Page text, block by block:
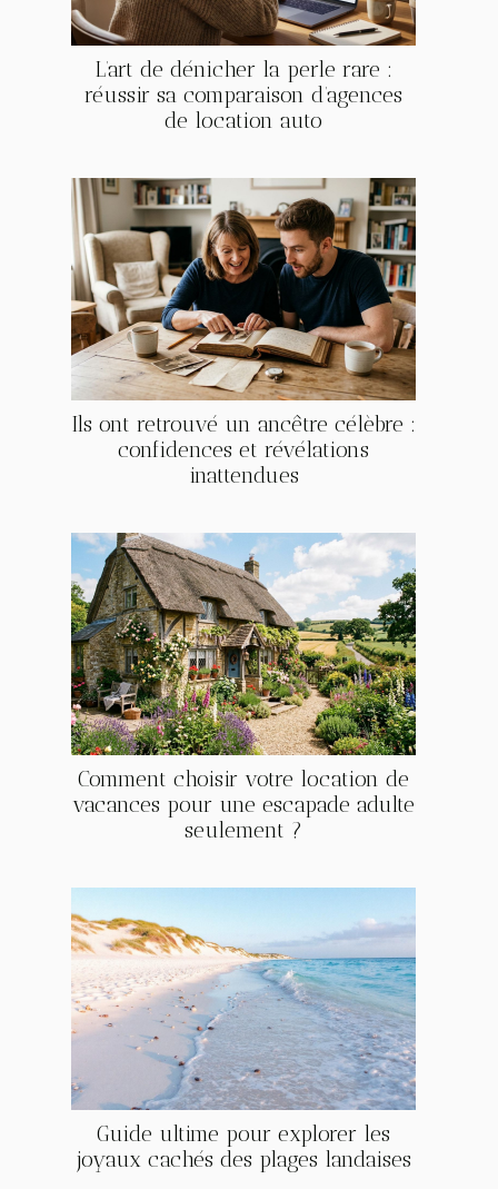
L’art de dénicher la perle rare :
réussir sa comparaison d’agences
de location auto
Ils ont retrouvé un ancêtre célèbre :
confidences et révélations
inattendues
Comment choisir votre location de
vacances pour une escapade adulte
seulement ?
Guide ultime pour explorer les
joyaux cachés des plages landaises